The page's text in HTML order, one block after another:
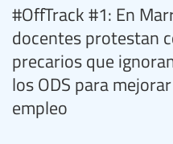
#OffTrack #1: En
docentes protestan
precarios que
los ODS para
empleo